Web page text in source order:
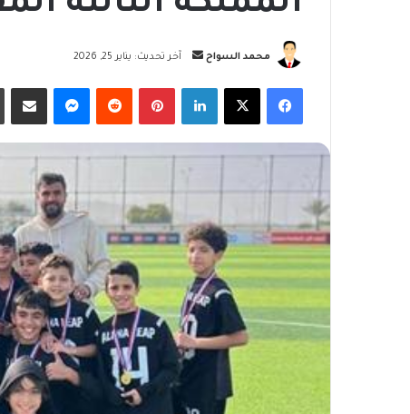
محمد السواح
أرسل
إلكترونيا
آخر تحديث: يناير 25, 2026
فيسبوك‫X لينكدإن بينتيريست ماسنجر مشاركة